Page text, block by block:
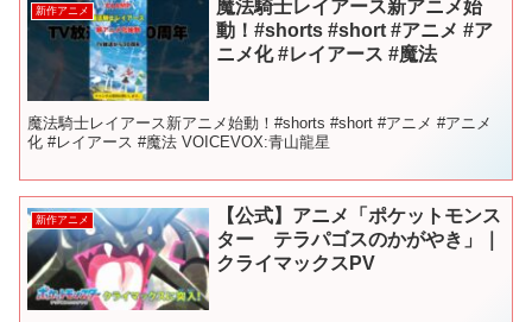
新作アニメ
魔法騎士レイアース新アニメ始
動！#shorts #short #アニメ #ア
ニメ化 #レイアース #魔法
魔法騎士レイアース新アニメ始動！#shorts #short #アニメ #アニメ
化 #レイアース #魔法 VOICEVOX:青山龍星
新作アニメ
【公式】アニメ「ポケットモンス
ター テラパゴスのかがやき」｜
クライマックスPV